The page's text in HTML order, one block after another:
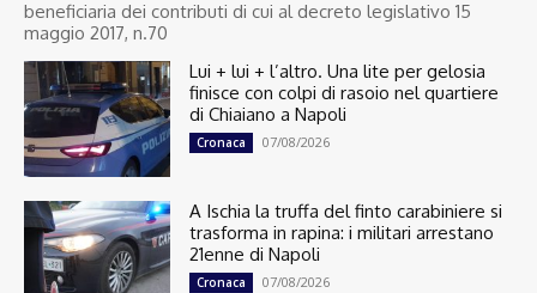
beneficiaria dei contributi di cui al decreto legislativo 15
maggio 2017, n.70
Lui + lui + l’altro. Una lite per gelosia
finisce con colpi di rasoio nel quartiere
di Chiaiano a Napoli
Cronaca 07/08/2026
A Ischia la truffa del finto carabiniere si
trasforma in rapina: i militari arrestano
21enne di Napoli
Cronaca 07/08/2026